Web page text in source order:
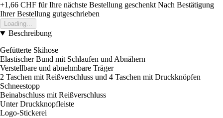
+1,66 CHF für Ihre nächste Bestellung geschenkt Nach Bestätigung
Ihrer Bestellung gutgeschrieben
Loading...
Beschreibung
Gefütterte Skihose
Elastischer Bund mit Schlaufen und Abnähern
Verstellbare und abnehmbare Träger
2 Taschen mit Reißverschluss und 4 Taschen mit Druckknöpfen
Schneestopp
Beinabschluss mit Reißverschluss
Unter Druckknopfleiste
Logo-Stickerei